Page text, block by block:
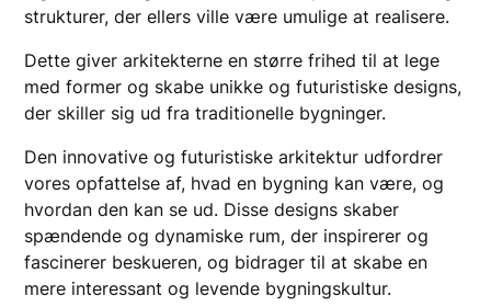
strukturer, der ellers ville være umulige at realisere.
Dette giver arkitekterne en større frihed til at lege
med former og skabe unikke og futuristiske designs,
der skiller sig ud fra traditionelle bygninger.
Den innovative og futuristiske arkitektur udfordrer
vores opfattelse af, hvad en bygning kan være, og
hvordan den kan se ud. Disse designs skaber
spændende og dynamiske rum, der inspirerer og
fascinerer beskueren, og bidrager til at skabe en
mere interessant og levende bygningskultur.